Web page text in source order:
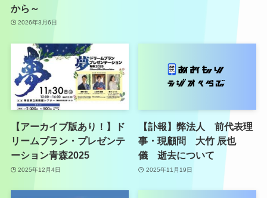
から～
2026年3月6日
【アーカイブ版あり！】ド
リームプラン・プレゼンテ
ーション青森2025
2025年12月4日
【訃報】弊法人 前代表理
事・現顧問 大竹 辰也
儀 逝去について
2025年11月19日